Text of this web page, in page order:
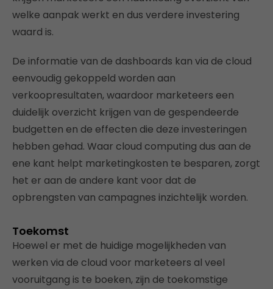
welke aanpak werkt en dus verdere investering
waard is.
De informatie van de dashboards kan via de cloud
eenvoudig gekoppeld worden aan
verkoopresultaten, waardoor marketeers een
duidelijk overzicht krijgen van de gespendeerde
budgetten en de effecten die deze investeringen
hebben gehad. Waar cloud computing dus aan de
ene kant helpt marketingkosten te besparen, zorgt
het er aan de andere kant voor dat de
opbrengsten van campagnes inzichtelijk worden.
Toekomst
Hoewel er met de huidige mogelijkheden van
werken via de cloud voor marketeers al veel
vooruitgang is te boeken, zijn de toekomstige